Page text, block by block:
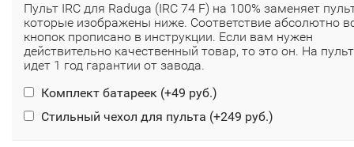
Пульт IRC для Raduga (IRC 74 F) на 100% заменяет
которые изображены ниже. Соответствие абсолютно
кнопок прописано в инструкции. Если вам нужен
действительно качественный товар, то это он. На пульт
идет 1 год гарантии от завода.
Комплект батареек (+49 руб.)
Стильный чехол для пульта (+249 руб.)